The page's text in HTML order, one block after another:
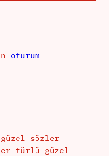
oturum
sözler
türlü güzel